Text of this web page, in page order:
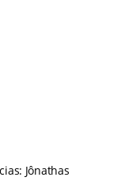
Jônathas